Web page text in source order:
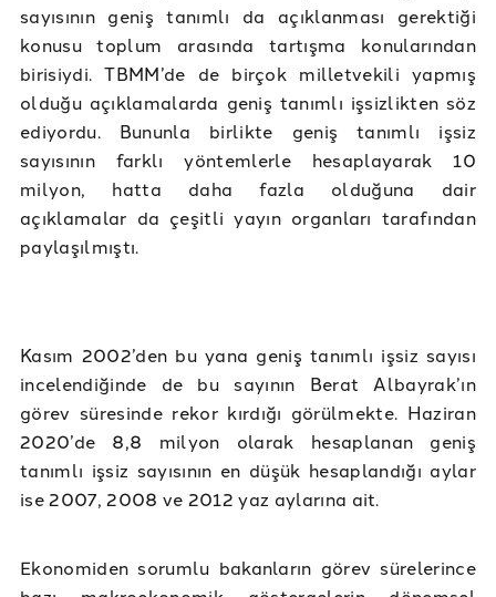
sayısının geniş tanımlı da açıklanması gerektiği
konusu toplum arasında tartışma konularından
birisiydi. TBMM’de de birçok milletvekili yapmış
olduğu açıklamalarda geniş tanımlı işsizlikten söz
ediyordu. Bununla birlikte geniş tanımlı işsiz
sayısının farklı yöntemlerle hesaplayarak 10
milyon, hatta daha fazla olduğuna dair
açıklamalar da çeşitli yayın organları tarafından
paylaşılmıştı.
Kasım 2002’den bu yana geniş tanımlı işsiz sayısı
incelendiğinde de bu sayının Berat Albayrak’ın
görev süresinde rekor kırdığı görülmekte. Haziran
2020’de 8,8 milyon olarak hesaplanan geniş
tanımlı işsiz sayısının en düşük hesaplandığı aylar
ise 2007, 2008 ve 2012 yaz aylarına ait.
Ekonomiden sorumlu bakanların görev sürelerince